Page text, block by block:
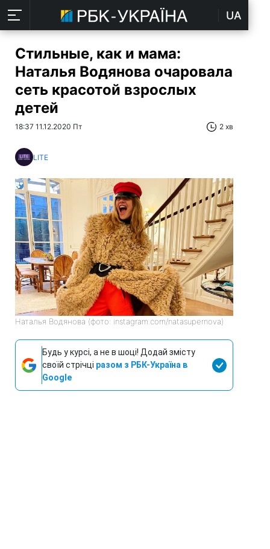
UA
Стильные, как и мама:
Наталья Водянова очаровала
сеть красотой взрослых
детей
18:37 11.12.2020 Пт 2 хв
LITE
Наталья Водянова (фото: instagram.com/natasupernova)
Будь у курсі, а не в шоці! Додай змісту
своїй стрічці разом з РБК-Україна в
Google